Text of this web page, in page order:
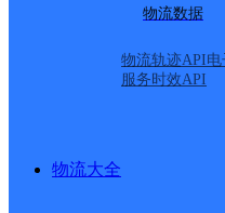
物流数据
物流轨迹API
服务时效API
物流大全
93719部
派送范围:-
海拉尔西